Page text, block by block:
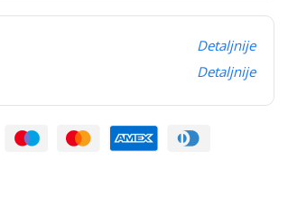
Detaljnije
Detaljnije